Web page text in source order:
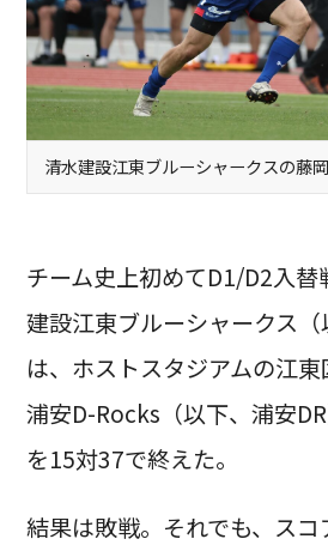
清水建設江東ブルーシャークスの藤
チーム史上初めてD1/D2入
建設江東ブルーシャークス（
は、ホストスタジアムの江
浦安D-Rocks（以下、浦安
を15対37で終えた。
結果は敗戦。それでも、ス